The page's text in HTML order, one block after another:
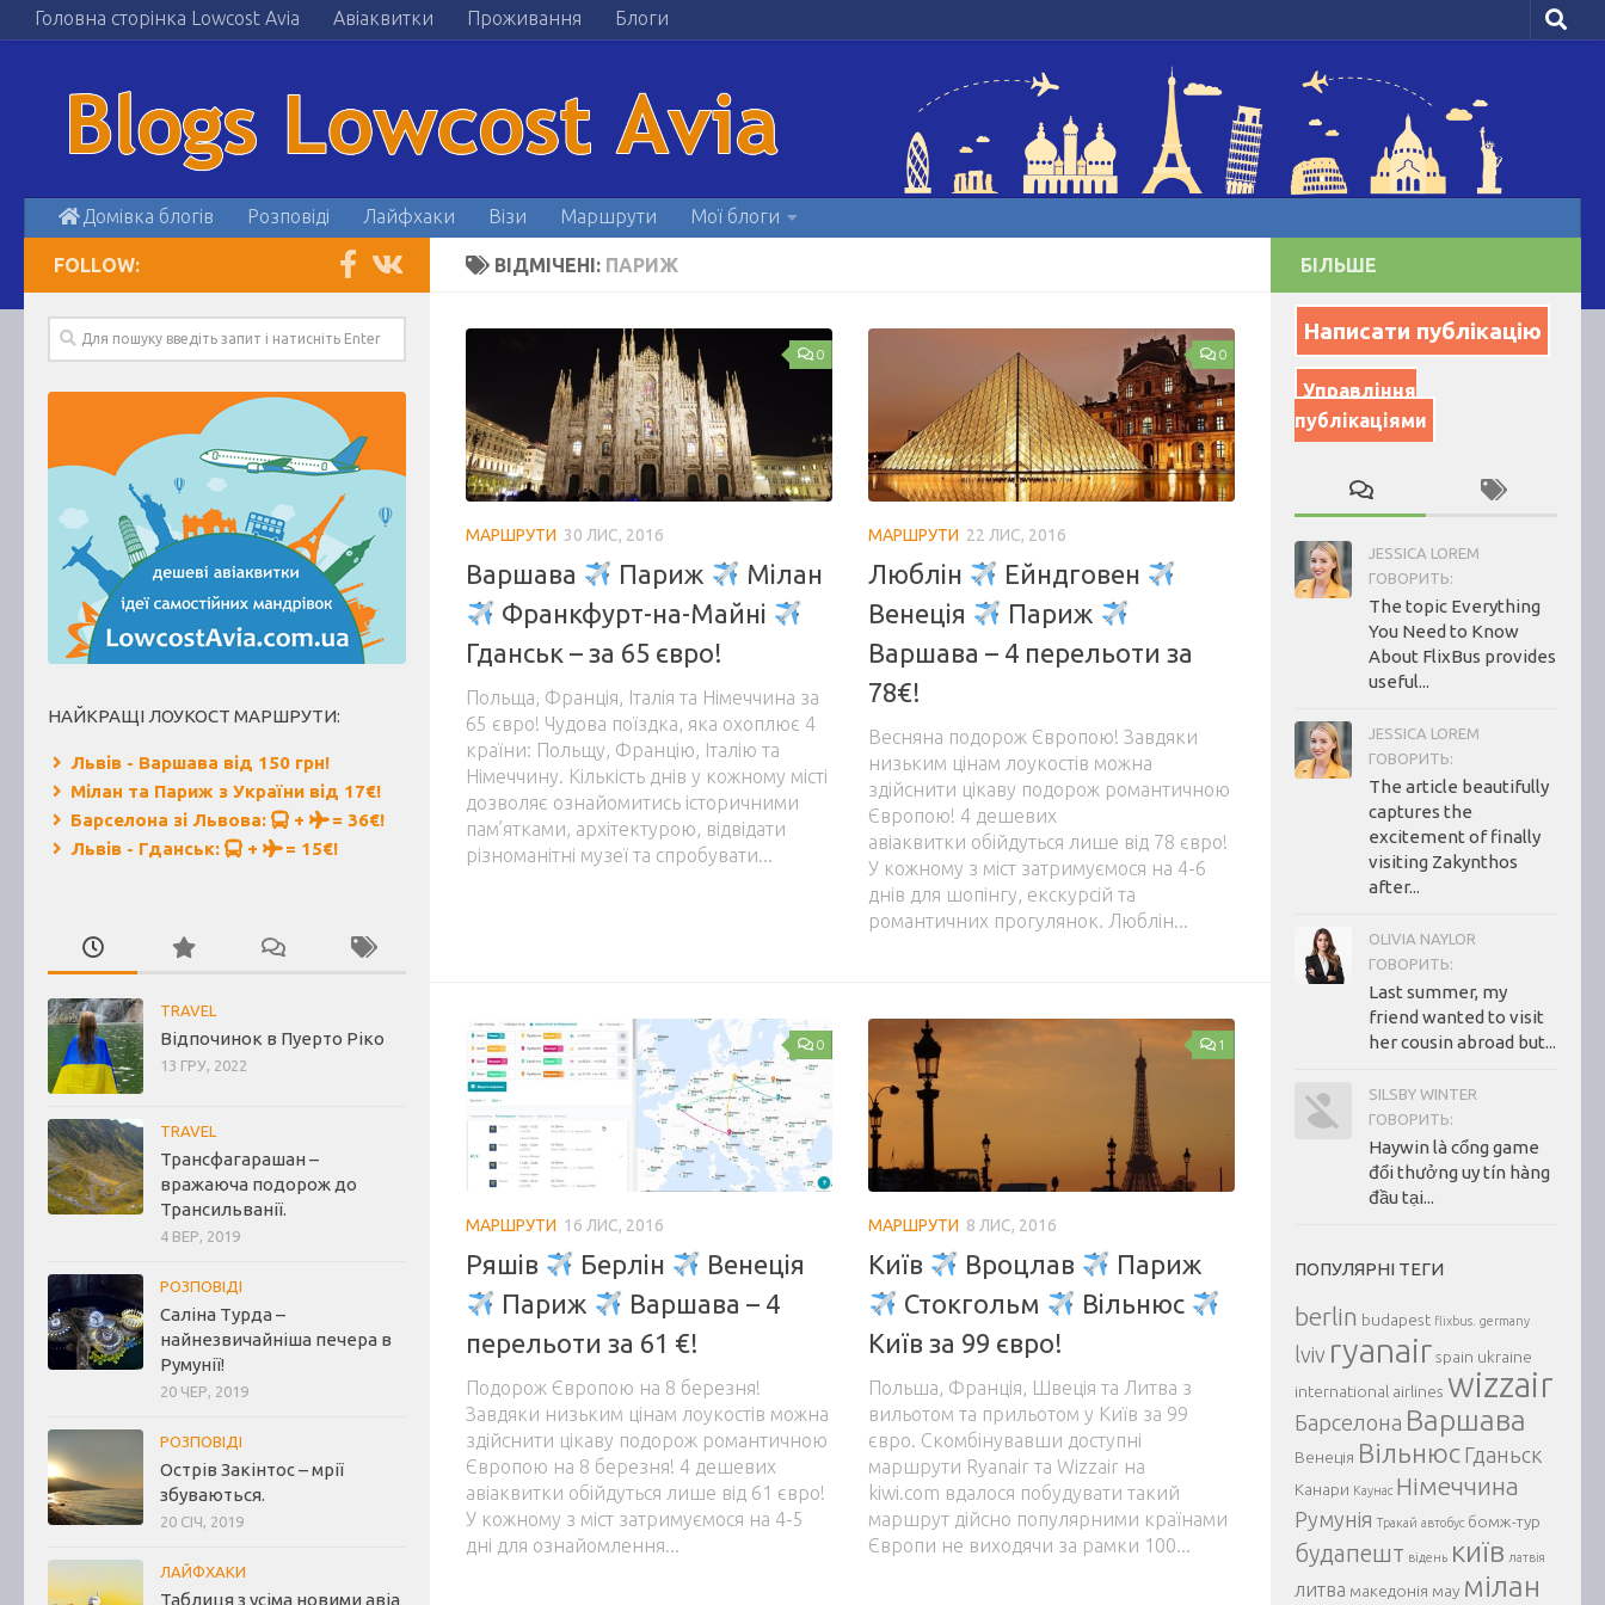
Головна сторінка Lowcost Avia Авіаквитки Проживання Блоги
Домівка блогів Розповіді Лайфхаки Візи Маршрути Мої блоги
ВІДМІЧЕНІ: ПАРИЖ
0
МАРШРУТИ 30 ЛИС, 2016
Варшава Париж
Мілан
Франкфурт-на-Майні
Гданськ – за 65 євро!
Польща, Франція, Італія та Німеччина за
65 євро! Чудова поїздка, яка охоплює 4
країни: Польщу, Францію, Італію та
Німеччину. Кількість днів у кожному місті
дозволяє ознайомитись історичними
пам’ятками, архітектурою, відвідати
різноманітні музеї та спробувати...
0
МАРШРУТИ 22 ЛИС, 2016
Люблін
Ейндговен
Венеція
Париж
Варшава – 4 перельоти за
78€!
Весняна подорож Європою! Завдяки
низьким цінам лоукостів можна
здійснити цікаву подорож романтичною
Європою! 4 дешевих
авіаквитки обійдуться лише від 78 євро!
У кожному з міст затримуємося на 4-6
днів для шопінгу, екскурсій та
романтичних прогулянок. Люблін...
0
МАРШРУТИ 16 ЛИС, 2016
Ряшів Берлін
Венеція
Париж
Варшава – 4
перельоти за 61 €!
Подорож Європою на 8 березня!
Завдяки низьким цінам лоукостів можна
здійснити цікаву подорож романтичною
Європою на 8 березня! 4 дешевих
авіаквитки обійдуться лише від 61 євро!
У кожному з міст затримуємося на 4-5
дні для ознайомлення...
1
МАРШРУТИ 8 ЛИС, 2016
Київ Вроцлав
Париж
Стокгольм
Вільнюс
Київ за 99 євро!
Польша, Франція, Швеція та Литва з
вильотом та прильотом у Київ за 99
євро. Скомбінувавши доступні
маршрути Ryanair та Wizzair на
kiwi.com вдалося побудувати такий
маршрут дійсно популярними країнами
Європи не виходячи за рамки 100...
FOLLOW:
НАЙКРАЩІ ЛОУКОСТ МАРШРУТИ:
Львів - Варшава від 150 грн!
Мілан та Париж з України від 17€!
Барселона зі Львова:
+
= 36€!
Львів - Гданськ:
+ = 15€!
TRAVEL
Відпочинок в Пуерто Ріко
13 ГРУ, 2022
TRAVEL
Трансфагарашан –
вражаюча подорож до
Трансильванії.
4 ВЕР, 2019
РОЗПОВІДІ
Саліна Турда –
найнезвичайніша печера в
Румунії!
20 ЧЕР, 2019
РОЗПОВІДІ
Острів Закінтос – мрії
збуваються.
20 СІЧ, 2019
ЛАЙФХАКИ
Таблиця з усіма новими авіа
БІЛЬШЕ
Написати публікацію
Управління
публікаціями
JESSICA LOREM
ГОВОРИТЬ:
The topic Everything
You Need to Know
About FlixBus provides
useful...
JESSICA LOREM
ГОВОРИТЬ:
The article beautifully
captures the
excitement of finally
visiting Zakynthos
after...
OLIVIA NAYLOR
ГОВОРИТЬ:
Last summer, my
friend wanted to visit
her cousin abroad but...
SILSBY WINTER
ГОВОРИТЬ:
Haywin là cổng game
đổi thưởng uy tín hàng
đầu tại...
ПОПУЛЯРНІ ТЕГИ
berlin budapest flixbus. germany
lviv ryanairspain ukraine
international airlines wizzair
Барселона Варшава
Венеція Вільнюс Гданьск
Канари Каунас Німеччина
Румунія Тракай автобус бомж-тур
будапешт відень київ латвія
литва македонія мау мілан